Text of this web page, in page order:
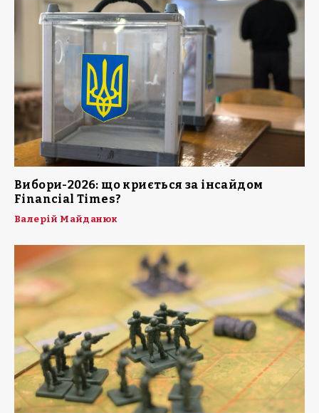
Вибори-2026: що криється за інсайдом
Financial Times?
Валерій Майданюк